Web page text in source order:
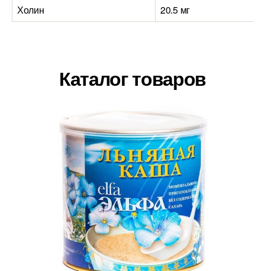
Холин
20.5 мг
Каталог товаров